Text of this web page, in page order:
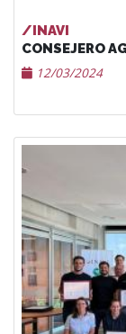
/INAVI
CONSEJERO
12/03/2024